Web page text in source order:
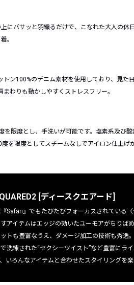
にバサッと羽織るだけで、こなれた大人の休
。
トン100%のデニム素材を使用しており、見
まわりも動かしやすくストレスフリー。
を限度とし、手洗いが可能です。塩素系及び
度を限度としてスチームなしでアイロン仕上
[ディースクエアード]
Safari』でもたびたびフォーカスされている
アイテムはエッジの効いたユーモアがちりば
トも豊富なうえ、ダメージ加工の技術も秀逸
洗練された“セクシーツイスト”など豊富にラ
、いろんなアイテムと合わせたスタイリングを